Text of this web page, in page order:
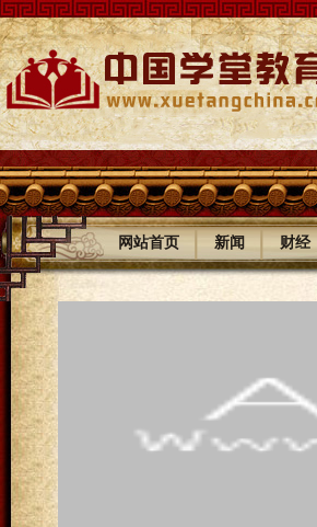
网站首页 | 新闻 | 财经